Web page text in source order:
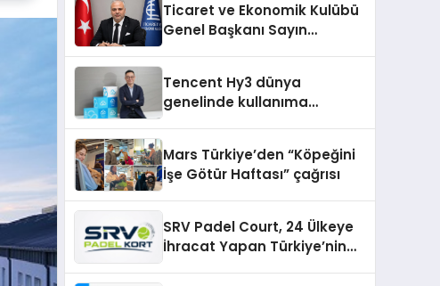
Ticaret ve Ekonomik Kulübü
Genel Başkanı Sayın
şunları kaydetti:
Tencent Hy3 dünya
genelinde kullanıma
Mars Türkiye’den “Köpeğini
İşe Götür Haftası” çağrısı
SRV Padel Court, 24 Ülkeye
İhracat Yapan Türkiye’nin